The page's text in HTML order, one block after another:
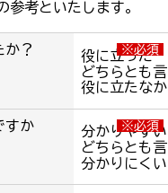
参考といたします。
か？ ※必須
役に立った
どちらとも
役に立たな
すか ※必須
分かりやすい
どちらとも
分かりにくい